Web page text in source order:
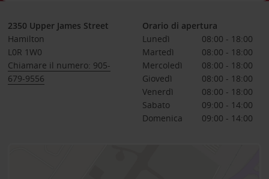
2350 Upper James Street
Hamilton
L0R 1W0
Chiamare il numero: 905-
679-9556
Orario di apertura
Lunedì
08:00 - 18:00
Martedì
08:00 - 18:00
Mercoledì
08:00 - 18:00
Giovedì
08:00 - 18:00
Venerdì
08:00 - 18:00
Sabato
09:00 - 14:00
Domenica
09:00 - 14:00